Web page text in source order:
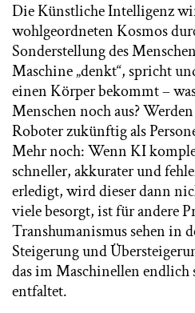
Die Künstliche Intelligenz
wohlgeordneten Kosmos
Sonderstellung des
Maschine „denkt“, spricht
einen Körper bekommt –
Menschen noch aus?
Roboter zukünftig als
Mehr noch: Wenn KI
schneller, akkurater und
erledigt, wird dieser dann
viele besorgt, ist für andere
Transhumanismus sehen in
Steigerung und
das im Maschinellen endlich
entfaltet.